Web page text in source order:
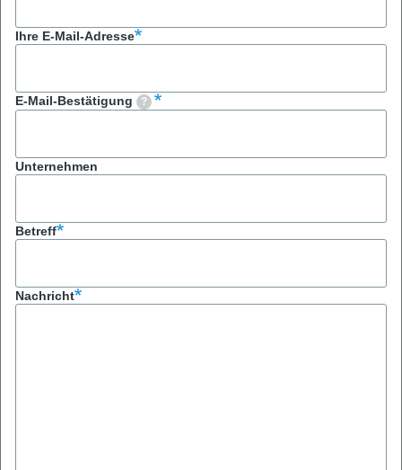
Ihre E-Mail-Adresse
E-Mail-Bestätigung
Unternehmen
Betreff
Nachricht